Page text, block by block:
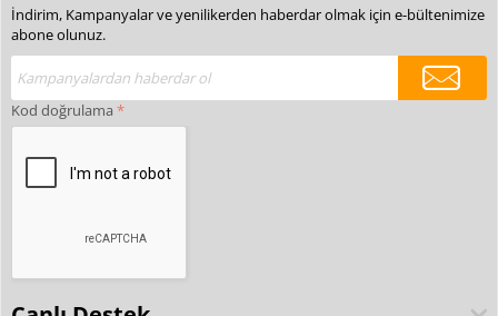
İndirim, Kampanyalar ve yenilikerden haberdar olmak için e-bültenimize
abone olunuz.
Kod doğrulama